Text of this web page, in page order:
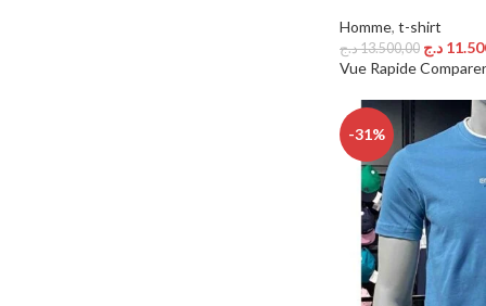
Homme, t-shirt
13.500,00د.ج د.ج
Choix Des Options
Vue RapideComparer
-31%